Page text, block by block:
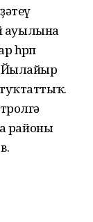
ауылына
һөрөп
Йылайыр
районы